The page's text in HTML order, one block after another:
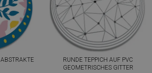
RUNDE TEPPICH AUF PVC
GEOMETRISCHES GITTER